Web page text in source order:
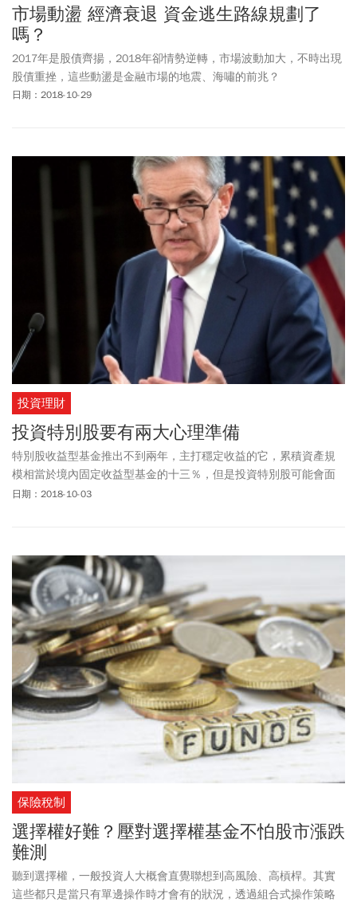
市場動盪 經濟衰退 資金逃生路線規劃了
嗎？
2017年是股債齊揚，2018年卻情勢逆轉，市場波動加大，不時出現
股債重挫，這些動盪是金融市場的地震、海嘯的前兆？
日期：2018-10-29
投資理財
投資特別股要有兩大心理準備
特別股收益型基金推出不到兩年，主打穩定收益的它，累積資產規
模相當於境內固定收益型基金的十三％，但是投資特別股可能會面
臨什麼樣的風險？ 投資人該有什麼心理準備？ 得要好好衡量。
日期：2018-10-03
保險稅制
選擇權好難？壓對選擇權基金不怕股市漲跌
難測
聽到選擇權，一般投資人大概會直覺聯想到高風險、高槓桿。其實
這些都只是當只有單邊操作時才會有的狀況，透過組合式操作策略